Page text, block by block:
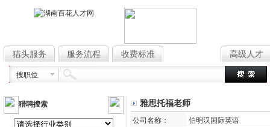
猎头服务 服务流程 收费标准 高级人才
搜职位
猎聘搜索 雅思托福老师
公司名称：
伯明汉国际英语